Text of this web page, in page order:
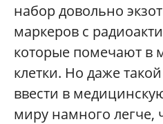
набор довольно
маркеров с
которые помечают в
клетки. Но даже
ввести в
миру намного легче,